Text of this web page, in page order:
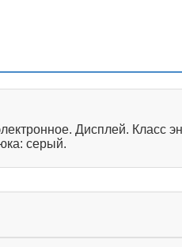
Дисплей. Класс
серый.